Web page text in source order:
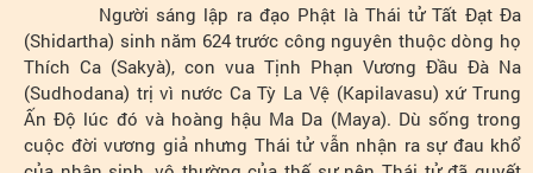
Người sáng lập ra đạo Phật là Thái tử Tất Đạt Đa
(Shidartha) sinh năm 624 trước công nguyên thuộc dòng họ
Thích Ca (Sakyà), con vua Tịnh Phạn Vương Đầu Đà Na
(Sudhodana) trị vì nước Ca Tỳ La Vệ (Kapilavasu) xứ Trung
Ấn Độ lúc đó và hoàng hậu Ma Da (Maya). Dù sống trong
cuộc đời vương giả nhưng Thái tử vẫn nhận ra sự đau khổ